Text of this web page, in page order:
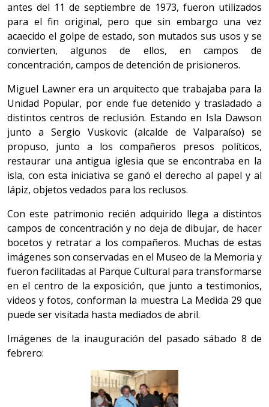
antes del 11 de septiembre de 1973, fueron utilizados
para el fin original, pero que sin embargo una vez
acaecido el golpe de estado, son mutados sus usos y se
convierten, algunos de ellos, en campos de
concentración, campos de detención de prisioneros.
Miguel Lawner era un arquitecto que trabajaba para la
Unidad Popular, por ende fue detenido y trasladado a
distintos centros de reclusión. Estando en Isla Dawson
junto a Sergio Vuskovic (alcalde de Valparaíso) se
propuso, junto a los compañeros presos políticos,
restaurar una antigua iglesia que se encontraba en la
isla, con esta iniciativa se ganó el derecho al papel y al
lápiz, objetos vedados para los reclusos.
Con este patrimonio recién adquirido llega a distintos
campos de concentración y no deja de dibujar, de hacer
bocetos y retratar a los compañeros. Muchas de estas
imágenes son conservadas en el Museo de la Memoria y
fueron facilitadas al Parque Cultural para transformarse
en el centro de la exposición, que junto a testimonios,
videos y fotos, conforman la muestra La Medida 29 que
puede ser visitada hasta mediados de abril.
Imágenes de la inauguración del pasado sábado 8 de
febrero: